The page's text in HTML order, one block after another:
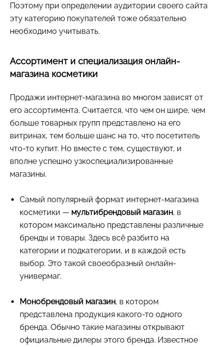
Поэтому при определении аудитории своего сайта
эту категорию покупателей тоже обязательно
необходимо учитывать.
Ассортимент и специализация онлайн-
магазина косметики
Продажи интернет-магазина во многом зависят от
его ассортимента. Считается, что чем он шире, чем
больше товарных групп представлено на его
витринах, тем больше шанс на то, что посетитель
что-то купит. Но вместе с тем, существуют, и
вполне успешно узкоспециализированные
магазины.
Самый популярный формат интернет-магазина
косметики — мультибрендовый магазин, в
котором максимально представлены различные
бренды и товары. Здесь всё разбито на
категории и подкатегории, и в каждой есть
выбор. Это такой своеобразный онлайн-
универмаг.
Монобрендовый магазин, в котором
представлена продукция какого-то одного
бренда. Обычно такие магазины открывают
официальные дилеры этого бренда. Известное